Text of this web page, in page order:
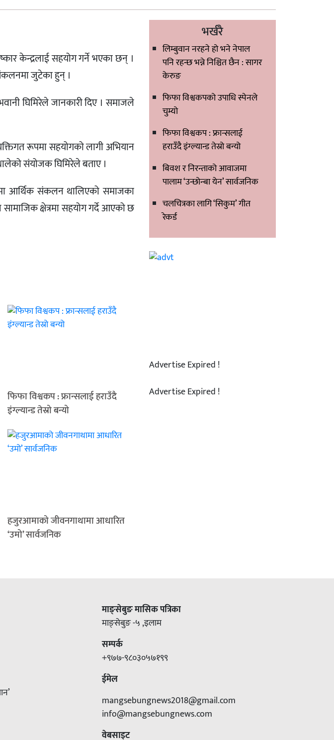
केन्द्रलाई सहयोग गर्ने भएका छन् ।
जुटेका हुन् ।
घिमिरेले जानकारी दिए । समाजले
रूपमा सहयोगको लागी अभियान
संयोजक घिमिरेले बताए ।
आर्थिक संकलन थालिएको समाजका
क्षेत्रमा सहयोग गर्दे आएको छ
फिफा विश्वकप : फ्रान्सलाई हराउँदै
इंग्ल्यान्ड तेस्रो बन्यो
हजुरआमाको जीवनगाथामा आधारित
‘उमो’ सार्वजनिक
भर्खरै
लिम्बुवान नरहने हो भने नेपाल
पनि रहन्छ भन्ने निश्चित छैन : सागर
केरुङ
फिफा विश्वकपको उपाधि स्पेनले
चुम्यो
फिफा विश्वकप : फ्रान्सलाई
हराउँदै इंग्ल्यान्ड तेस्रो बन्यो
बिवश र निरन्ताको आवाजमा
पालाम ‘उन्छोन्बा येन’ सार्वजनिक
चलचित्रका लागि ‘सिकुम’ गीत
रेकर्ड
Advertise Expired !
Advertise Expired !
माङ्सेबुङ मासिक पत्रिका
माङ्सेबुङ -५ ,इलाम
सम्पर्क
+९७७-९८०३०५७१९९
ईमेल
mangsebungnews2018@gmail.com
info@mangsebungnews.com
वेबसाइट